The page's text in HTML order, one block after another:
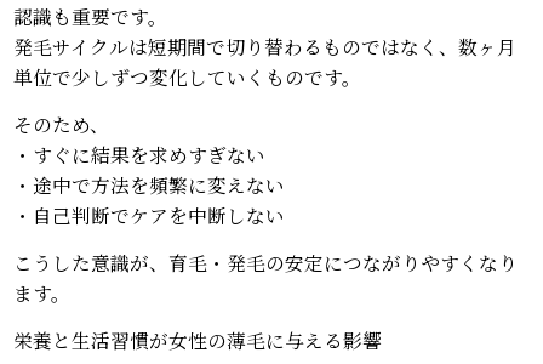
認識も重要です。
発毛サイクルは短期間で切り替わるものではなく、数ヶ月
単位で少しずつ変化していくものです。
そのため、
・すぐに結果を求めすぎない
・途中で方法を頻繁に変えない
・自己判断でケアを中断しない
こうした意識が、育毛・発毛の安定につながりやすくなり
ます。
栄養と生活習慣が女性の薄毛に与える影響